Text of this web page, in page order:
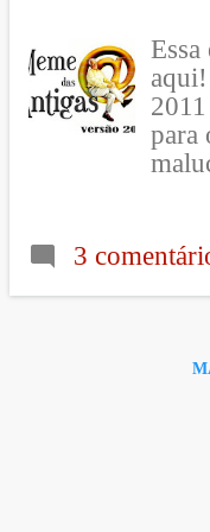
de
para
ao
3